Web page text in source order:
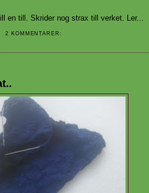
en till. Skrider nog strax till verket. Ler...
2 KOMMENTARER: